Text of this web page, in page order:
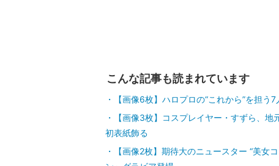
こんな記事も読まれています
【画像6枚】ハロプロの“これから”を担
【画像3枚】コスプレイヤー・すずら、地
初表紙飾る
【画像2枚】期待大のニュースター “美女